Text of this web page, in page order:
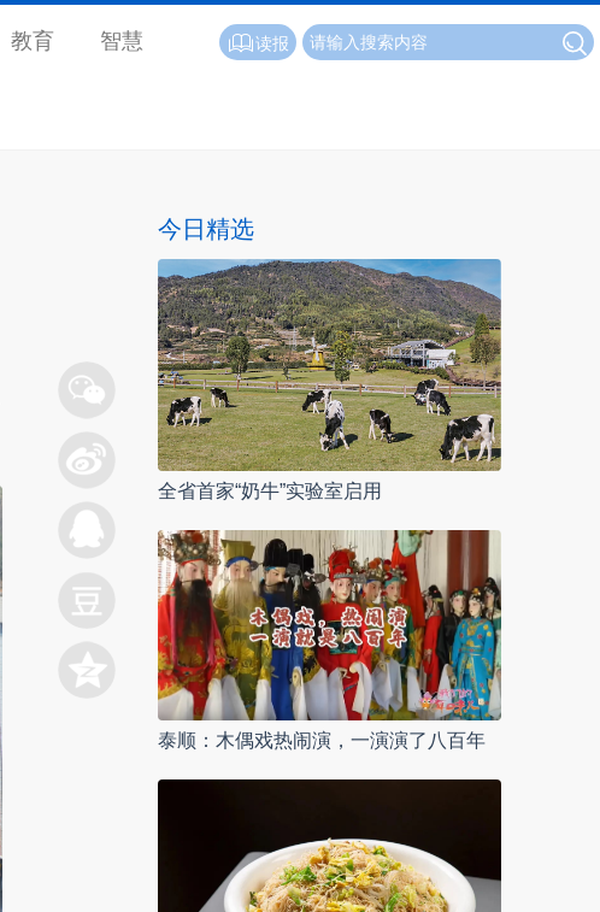
教育 智慧 读报
今日精选
全省首家“奶牛”实验室启用
泰顺：木偶戏热闹演，一演演了八百年